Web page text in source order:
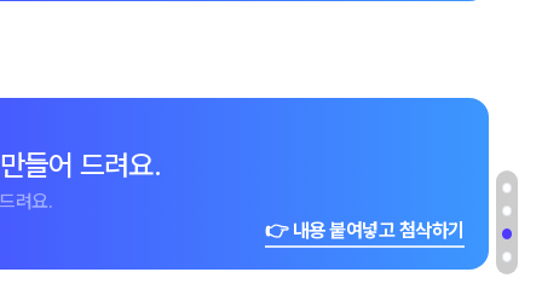
들어 드려요.
려요.
👉 내용 붙여넣고 첨삭하기